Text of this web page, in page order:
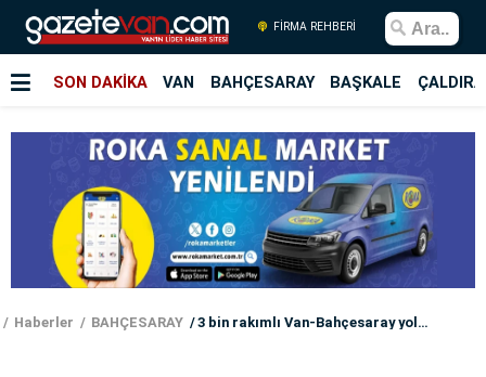
FİRMA REHBERİ
SON DAKİKA VAN BAHÇESARAY BAŞKALE
Haberler BAHÇESARAY 3 bin rakımlı Van-Bahçesaray yolunda zorlu karla mücadele